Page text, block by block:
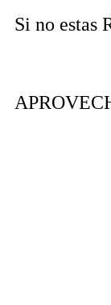
Si no estas